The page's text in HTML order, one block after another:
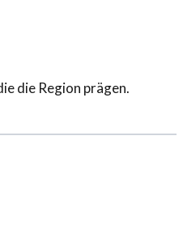
die Region prägen.